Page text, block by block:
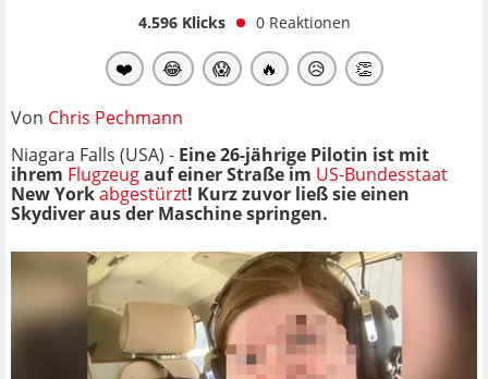
4.596Klicks 0 Reaktionen
❤️ 😂 😱 🔥 😥 👏
Von Chris Pechmann
Niagara Falls (USA) - Eine 26-jährige Pilotin ist mit
ihrem Flugzeugauf einer Straße im US-Bundesstaat
New Yorkabgestürzt! Kurz zuvor ließ sie einen
Skydiver aus der Maschine springen.